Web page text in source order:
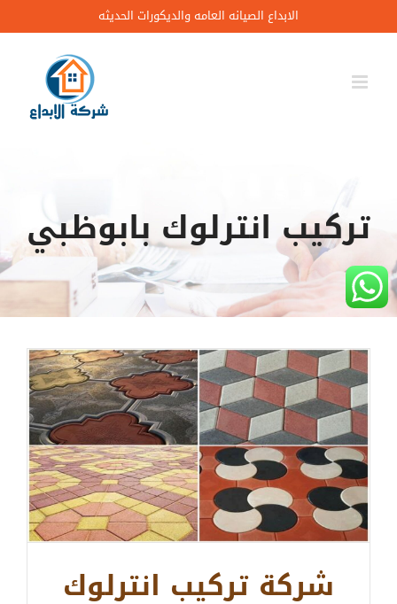
to
content
الابداع الصيانه العامه والديكورات الحديثه
تركيب انترلوك بابوظبي
شركة تركيب انترلوك